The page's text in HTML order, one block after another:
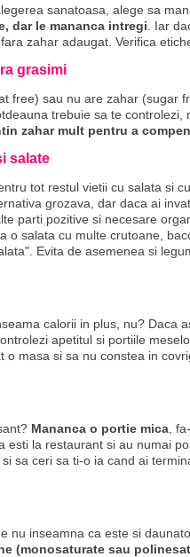
sanatoasa, alege sa
dar le mananca intregi . Iar
zahar adaugat. Verifica
grasimi
free) sau nu are zahar (sugar
trebuie sa te
zahar mult pentru a
salate
tot restul vietii cu salata si
grozava, dar daca ai
parti pozitive si necesare
o salata cu multe crutoane,
Evita de asemenea si
calorii in plus, nu? Daca
apetitul si portiile
o masa si sa nu constea in
Mananca o portie mica ,
esti la restaurant si au numai
sa ceri sa ti-o ia cand ai
nu inseamna ca este si
(monosaturate sau